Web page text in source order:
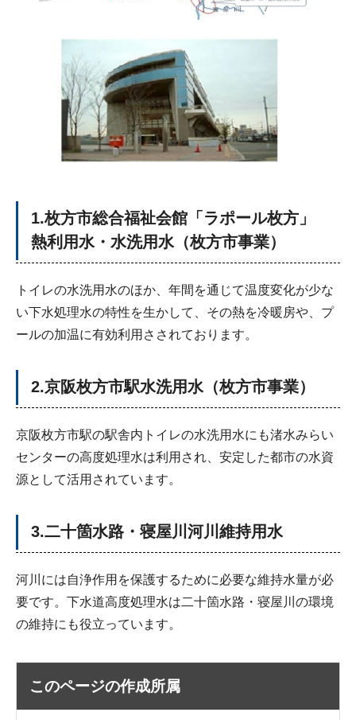
1.枚方市総合福祉会館「ラポール枚方」
熱利用水・水洗用水（枚方市事業）
トイレの水洗用水のほか、年間を通じて温度変化が少な
い下水処理水の特性を生かして、その熱を冷暖房や、プ
ールの加温に有効利用さされております。
2.京阪枚方市駅水洗用水（枚方市事業）
京阪枚方市駅の駅舎内トイレの水洗用水にも渚水みらい
センターの高度処理水は利用され、安定した都市の水資
源として活用されています。
3.二十箇水路・寝屋川河川維持用水
河川には自浄作用を保護するために必要な維持水量が必
要です。下水道高度処理水は二十箇水路・寝屋川の環境
の維持にも役立っています。
このページの作成所属